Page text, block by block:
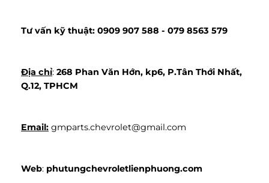
Tư vấn kỹ thuật: 0909 907 588 - 079 8563 579
Địa chỉ: 268 Phan Văn Hớn, kp6, P.Tân Thới Nhất,
Q.12, TPHCM
Email: gmparts.chevrolet@gmail.com
Web: phutungchevroletlienphuong.com